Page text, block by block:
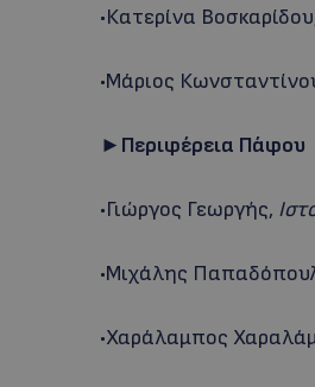
•Κατερίνα
•Μάριος
►Περιφέρεια Πάφου
•Γιώργος Γεωργής,
•Μιχάλης
•Χαράλαμπος